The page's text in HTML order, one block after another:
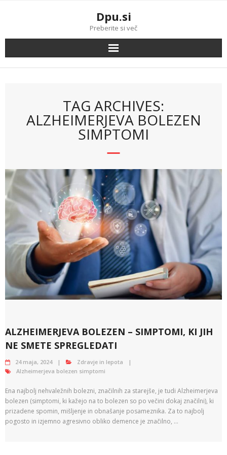
Dpu.si
Preberite si več
TAG ARCHIVES:
ALZHEIMERJEVA BOLEZEN
SIMPTOMI
ALZHEIMERJEVA BOLEZEN – SIMPTOMI, KI JIH
NE SMETE SPREGLEDATI
24 maja, 2024
Zdravje in lepota
Alzheimerjeva bolezen simptomi
Ena najbolj nehvaležnih bolezni, značilnih za starejše, je tudi Alzheimerjeva
bolezen (simptomi, ki kažejo na to bolezen so po večini dokaj značilni), ki
prizadene spomin, mišljenje in obnašanje posameznika. Za to najbolj
pogosto in izjemno agresivno obliko demence je značilno, …